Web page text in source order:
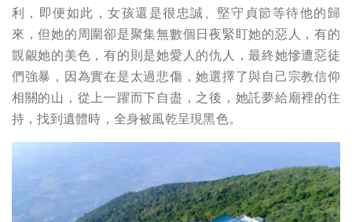
利，即便如此，女孩還是很忠誠、堅守貞節等待他的歸
來，但她的周圍卻是聚集無數個日夜緊盯她的惡人，有的
覬覦她的美色，有的則是她愛人的仇人，最終她慘遭惡徒
們強暴，因為實在是太過悲傷，她選擇了與自己宗教信仰
相關的山，從上一躍而下自盡，之後，她託夢給廟裡的住
持，找到遺體時，全身被風乾呈現黑色。